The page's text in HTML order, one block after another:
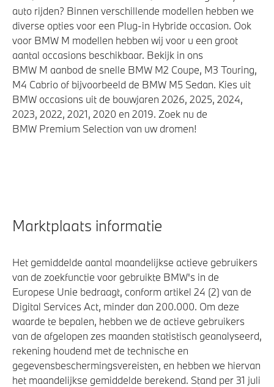
auto rijden? Binnen verschillende modellen hebben we
diverse opties voor een Plug-in Hybride occasion. Ook
voor BMW M modellen hebben wij voor u een groot
aantal occasions beschikbaar. Bekijk in ons
BMW M aanbod de snelle BMW M2 Coupe, M3 Touring,
M4 Cabrio of bijvoorbeeld de BMW M5 Sedan. Kies uit
BMW occasions uit de bouwjaren 2026, 2025, 2024,
2023, 2022, 2021, 2020 en 2019. Zoek nu de
BMW Premium Selection van uw dromen!
Marktplaats informatie
Het gemiddelde aantal maandelijkse actieve gebruikers
van de zoekfunctie voor gebruikte BMW's in de
Europese Unie bedraagt, conform artikel 24 (2) van de
Digital Services Act, minder dan 200.000. Om deze
waarde te bepalen, hebben we de actieve gebruikers
van de afgelopen zes maanden statistisch geanalyseerd,
rekening houdend met de technische en
gegevensbeschermingsvereisten, en hebben we hiervan
het maandelijkse gemiddelde berekend. Stand per 31 juli